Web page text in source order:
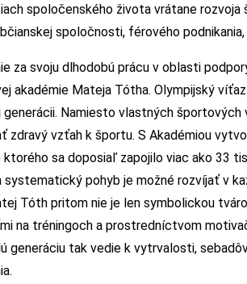
spoločenského života vrátane
spoločnosti, férového
za svoju dlhodobú prácu v oblasti
akadémie Mateja Tótha. Olympijský
Namiesto vlastných
zdravý vzťah k športu. S Akadémiou
ktorého sa doposiaľ zapojilo viac ako 33
systematický pohyb je možné rozvíjať v
Tóth pritom nie je len symbolickou
na tréningoch a prostredníctvom
generáciu tak vedie k vytrvalosti,